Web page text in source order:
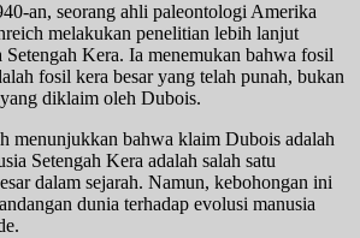
an, seorang ahli paleontologi Amerika
melakukan penelitian lebih lanjut
Kera. Ia menemukan bahwa fosil
fosil kera besar yang telah punah, bukan
diklaim oleh Dubois.
menunjukkan bahwa klaim Dubois adalah
Setengah Kera adalah salah satu
dalam sejarah. Namun, kebohongan ini
dunia terhadap evolusi manusia